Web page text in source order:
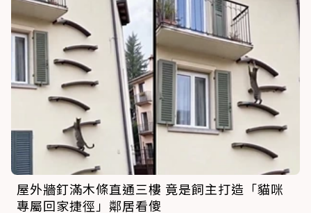
屋外牆釘滿木條直通三樓 竟是飼主打造「貓咪
專屬回家捷徑」鄰居看傻